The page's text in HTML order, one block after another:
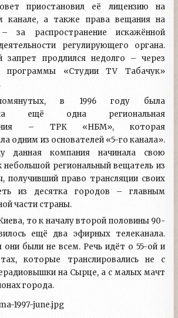
приостановил её лицензию на
канале, а также права вещания на
за распространение искажённой
регулирующего органа.
запрет продлился недолго – через
программы «Студии TV Табачук»
в 1996 году была
ещё одна региональная
– ТРК «НБМ», которая
одним из основателей «5-го канала».
данная компания начинала свою
небольшой региональный вещатель из
получивший право трансляции своих
из десятка городов – главным
части страны.
то к началу второй половины 90-
ещё два эфирных телеканала.
они были не всем. Речь идёт о 55-ой и
которые транслировались не с
на Сырце, а с малых мачт
города.